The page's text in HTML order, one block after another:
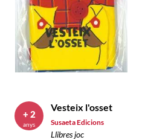
Vesteix l'osset
Susaeta Edicions
Llibres joc
+ 2
anys